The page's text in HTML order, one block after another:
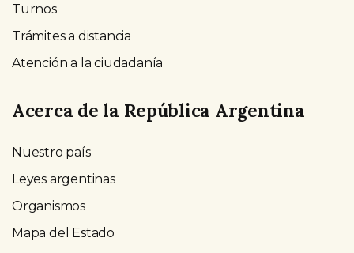
Turnos
Trámites a distancia
Atención a la ciudadanía
Acerca de la República Argentina
Nuestro país
Leyes argentinas
Organismos
Mapa del Estado